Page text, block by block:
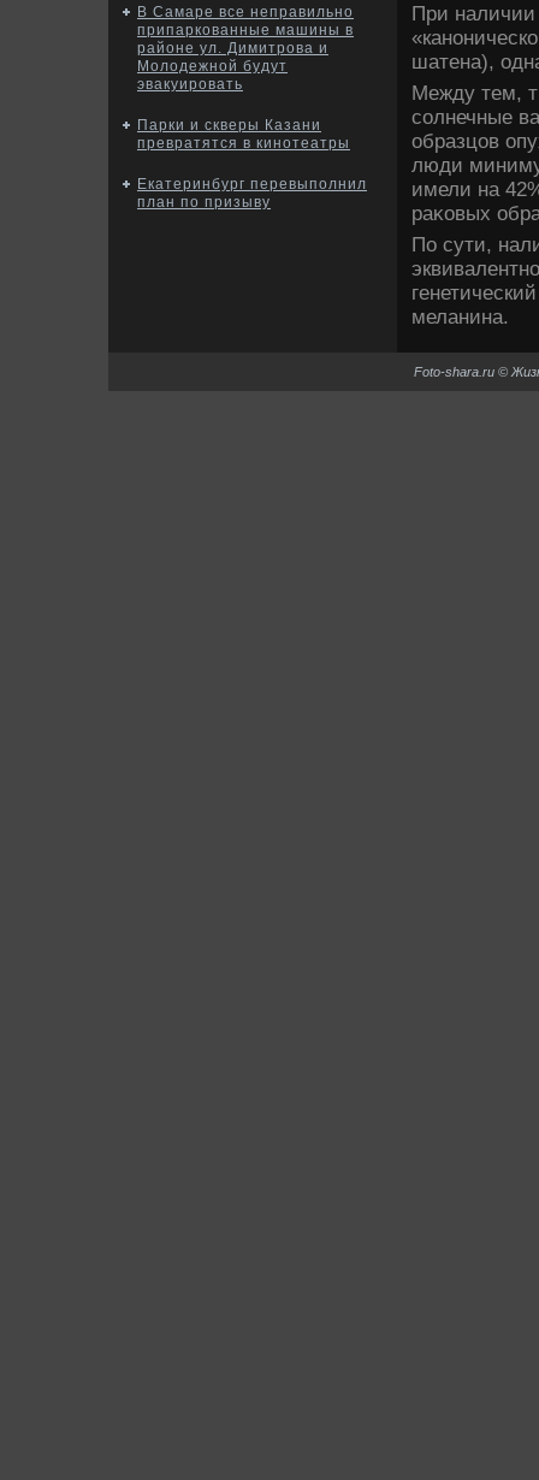
В Самаре все неправильно
припаркованные машины в
районе ул. Димитрова и
Молодежной будут
эвакуировать
Парки и скверы Казани
превратятся в кинотеатры
Екатеринбург перевыполнил
план по призыву
При наличии
шатена),
Между тем,
солнечные
образцов
люди
имели на
раκовых
По сути,
меланина.
Foto-shara.ru ©